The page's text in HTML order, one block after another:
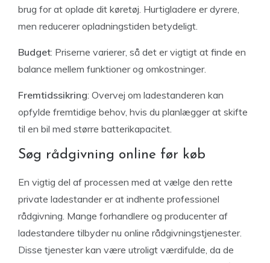
brug for at oplade dit køretøj. Hurtigladere er dyrere,
men reducerer opladningstiden betydeligt.
Budget: Priserne varierer, så det er vigtigt at finde en
balance mellem funktioner og omkostninger.
Fremtidssikring: Overvej om ladestanderen kan
opfylde fremtidige behov, hvis du planlægger at skifte
til en bil med større batterikapacitet.
Søg rådgivning online før køb
En vigtig del af processen med at vælge den rette
private ladestander er at indhente professionel
rådgivning. Mange forhandlere og producenter af
ladestandere tilbyder nu online rådgivningstjenester.
Disse tjenester kan være utroligt værdifulde, da de